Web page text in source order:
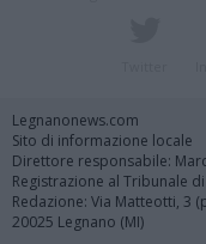
Legnanonews.com
Sito di informazione locale
Direttore responsabile:
Registrazione al Tribunale
Redazione: Via Matteotti, 3
20025 Legnano (MI)